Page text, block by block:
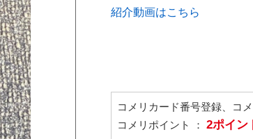
紹介動画はこちら
コメリカード番号登録、コ
コメリポイント ： 2ポイン